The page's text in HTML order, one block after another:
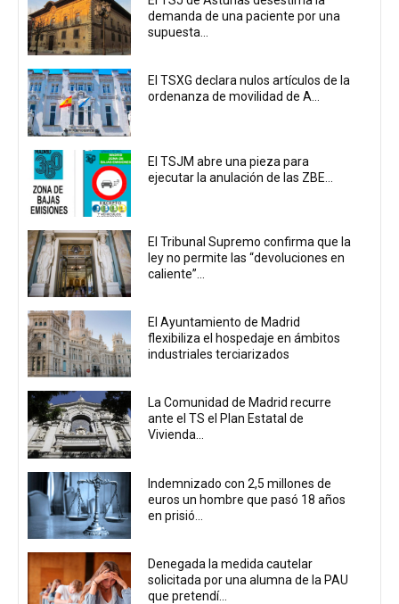
demanda de una paciente por una
supuesta...
El TSXG declara nulos artículos de la
ordenanza de movilidad de A...
El TSJM abre una pieza para
ejecutar la anulación de las ZBE...
El Tribunal Supremo confirma que la
ley no permite las “devoluciones en
caliente”...
El Ayuntamiento de Madrid
flexibiliza el hospedaje en ámbitos
industriales terciarizados
La Comunidad de Madrid recurre
ante el TS el Plan Estatal de
Vivienda...
Indemnizado con 2,5 millones de
euros un hombre que pasó 18 años
en prisió...
Denegada la medida cautelar
solicitada por una alumna de la PAU
que pretendí...